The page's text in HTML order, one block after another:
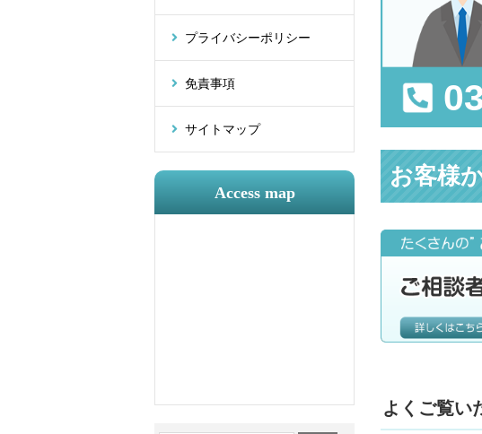
お客様
よくご覧い
プライバシーポリシー
免責事項
サイトマップ
Access map